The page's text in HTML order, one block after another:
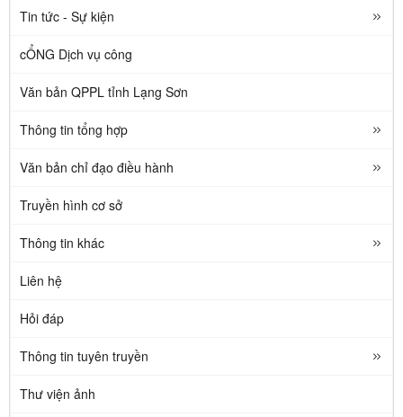
Tin tức - Sự kiện
cỔNG Dịch vụ công
Văn bản QPPL tỉnh Lạng Sơn
Thông tin tổng hợp
Văn bản chỉ đạo điều hành
Truyền hình cơ sở
Thông tin khác
Liên hệ
Hỏi đáp
Thông tin tuyên truyền
Thư viện ảnh